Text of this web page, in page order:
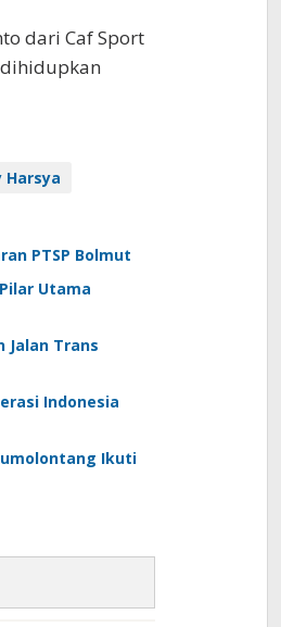
dari Caf Sport
Harsya
PTSP Bolmut
Utama
Jalan Trans
Indonesia
Ikuti